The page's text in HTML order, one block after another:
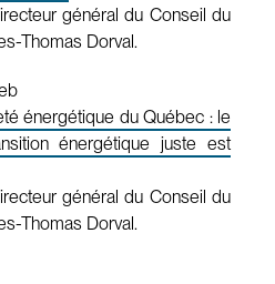
général du Conseil du
Thomas Dorval.
énergétique du Québec : le
énergétique juste est
général du Conseil du
Thomas Dorval.